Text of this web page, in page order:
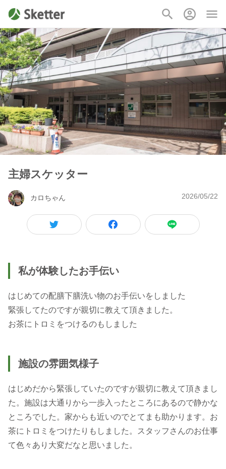
主婦スケッター
カロちゃん 2026/05/22
私が体験したお手伝い
はじめての配膳下膳洗い物のお手伝いをしました
緊張してたのですが親切に教えて頂きました。
お茶にトロミをつけるのもしました
施設の雰囲気様子
はじめだから緊張していたのですが親切に教えて頂きまし
た。施設は大通りから一歩入ったところにあるので静かな
ところでした。家からも近いのでとてまも助かります。お
茶にトロミをつけたりもしました。スタッフさんのお仕事
て色々あり大変だなと思いました。